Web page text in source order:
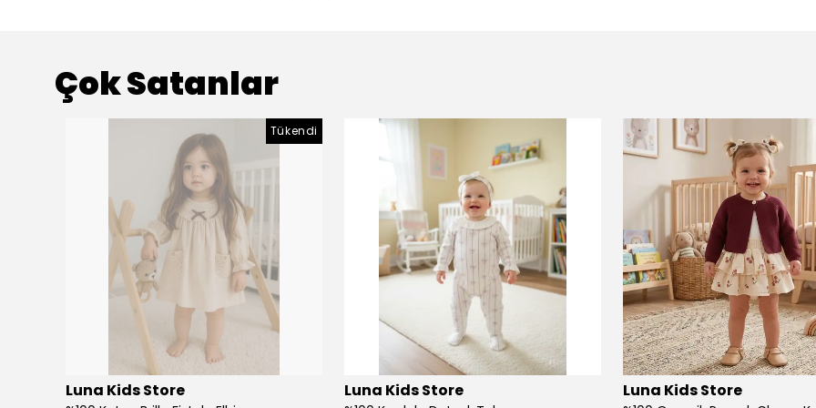
Çok Satanlar
Tükendi
Luna Kids Store Luna Kids Store Luna Kids Store